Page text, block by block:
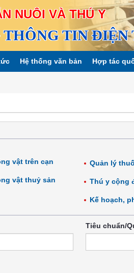
NUÔI VÀ THÚ Y
THÔNG TIN ĐIỆN
Hệ thống văn bản Hợp tác
vật trên cạn
vật thuỷ sản
Quản lý
Thú y cộng
Kế hoạch,
Tiêu chuẩn/